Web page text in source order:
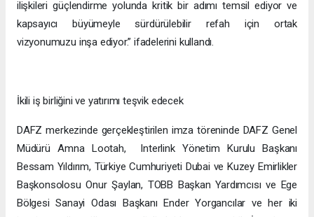
ilişkileri güçlendirme yolunda kritik bir adımı temsil ediyor ve
kapsayıcı büyümeyle sürdürülebilir refah için ortak
vizyonumuzu inşa ediyor.” ifadelerini kullandı.